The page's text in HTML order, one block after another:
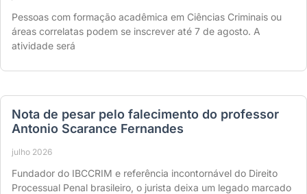
Pessoas com formação acadêmica em Ciências Criminais ou
áreas correlatas podem se inscrever até 7 de agosto. A
atividade será
Nota de pesar pelo falecimento do professor
Antonio Scarance Fernandes
julho 2026
Fundador do IBCCRIM e referência incontornável do Direito
Processual Penal brasileiro, o jurista deixa um legado marcado